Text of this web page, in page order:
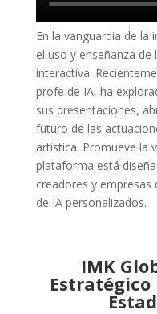
En la vanguardia de la
el uso y enseñanza
interactiva.
profe de IA, ha
sus presentaciones,
futuro de las
artística. Promueve la
plataforma está
creadores y empresas
de IA personalizados.
IMK